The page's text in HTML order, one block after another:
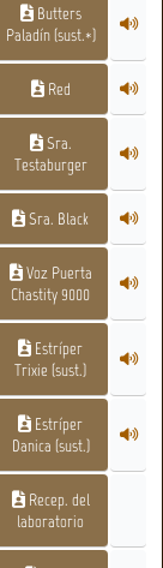
Butters
Paladín (sust.*)
Red
Sra.
Testaburger
Sra. Black
Voz Puerta
Chastity 9000
Estríper
Trixie (sust.)
Estríper
Danica (sust.)
Recep. del
laboratorio